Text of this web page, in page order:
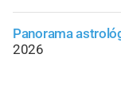
Panorama
2026